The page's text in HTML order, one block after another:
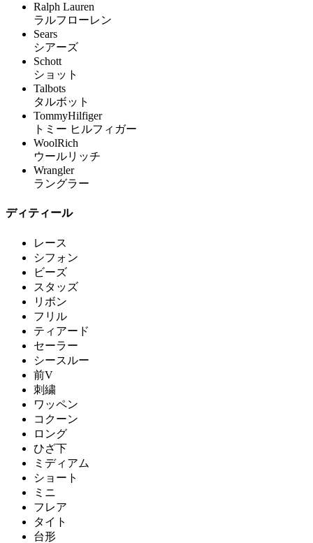
Ralph Lauren
ラルフローレン
Sears
シアーズ
Schott
ショット
Talbots
タルボット
TommyHilfiger
トミー ヒルフィガー
WoolRich
ウールリッチ
Wrangler
ラングラー
ディティール
レース
シフォン
ビーズ
スタッズ
リボン
フリル
ティアード
セーラー
シースルー
前V
刺繍
ワッペン
コクーン
ロング
ひざ下
ミディアム
ショート
ミニ
フレア
タイト
台形